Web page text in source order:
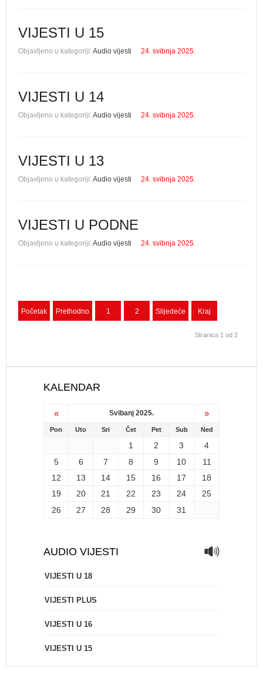
VIJESTI U 15
Objavljeno u kategoriji:Audio vijesti 24. svibnja 2025.
VIJESTI U 14
Objavljeno u kategoriji:Audio vijesti 24. svibnja 2025.
VIJESTI U 13
Objavljeno u kategoriji:Audio vijesti 24. svibnja 2025.
VIJESTI U PODNE
Objavljeno u kategoriji:Audio vijesti 24. svibnja 2025.
Početak Prethodno 1 2 Slijedeće Kraj
Stranica 1 od 2
KALENDAR
« Svibanj 2025. »
Pon Uto Sri Čet Pet Sub Ned
1 2 3
4
5
6 7 8 9 10
11
12
13 14 15 16 17
18
19
20 21 22 23 24
25
26
27 28 29 30 31
AUDIO VIJESTI
VIJESTI U 18
VIJESTI PLUS
VIJESTI U 16
VIJESTI U 15